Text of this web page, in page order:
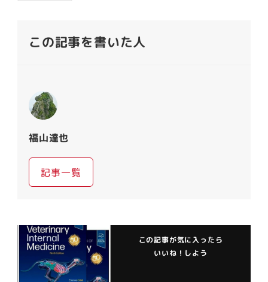
この記事を書いた人
福山達也
記事一覧
この記事が気に入ったら
いいね！しよう